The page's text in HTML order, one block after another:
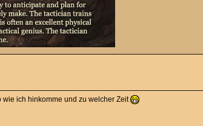
wie ich hinkomme und zu welcher Zeit